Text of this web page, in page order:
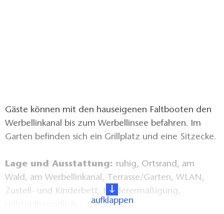
Gäste können mit den hauseigenen Faltbooten den
Werbellinkanal bis zum Werbellinsee befahren. Im
Garten befinden sich ein Grillplatz und eine Sitzecke.
Lage und Ausstattung: ruhig, Ortsrand, am
Wald, am Werbellinkanal, Terrasse/Garten, WLAN,
Zustell- und Kinderbett, Kinderermäßigung,
aufklappen